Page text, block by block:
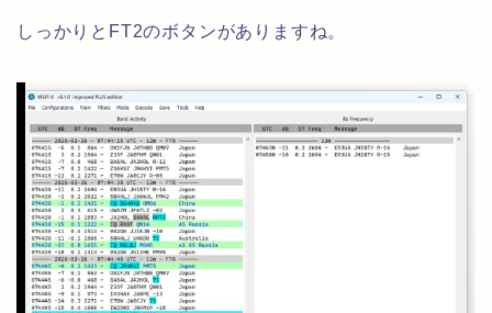
しっかりとFT2のボタンがありますね。